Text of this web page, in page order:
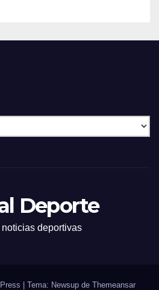
Deporte
deportivas
Tema: Newsup de Themeansar